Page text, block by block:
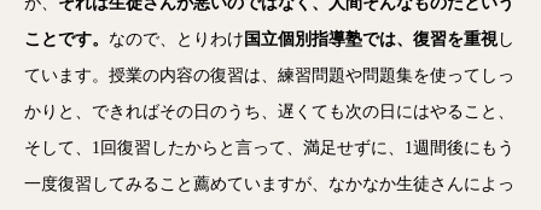
ことです。 なので、とりわけ 国立個別指導塾では、復習を重視し
ています。授業の内容の復習は、練習問題や問題集を使ってしっ
かりと、できればその日のうち、遅くても次の日にはやること、
そして、1回復習したからと言って、満足せずに、1週間後にもう
一度復習してみること薦めていますが、なかなか生徒さんによっ